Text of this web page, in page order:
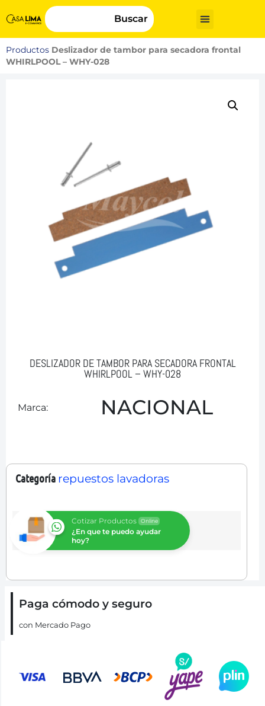
Buscar
Productos Deslizador de tambor para secadora frontal
WHIRLPOOL – WHY-028
DESLIZADOR DE TAMBOR PARA SECADORA FRONTAL
WHIRLPOOL – WHY-028
Marca: NACIONAL
Categoría repuestos lavadoras
Cotizar Productos Online
¿En que te puedo ayudar
hoy?
Paga cómodo y seguro
con Mercado Pago